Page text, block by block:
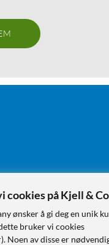
cookies på Kjell &
ønsker å gi deg en unik
bruker vi cookies
Noen av disse er